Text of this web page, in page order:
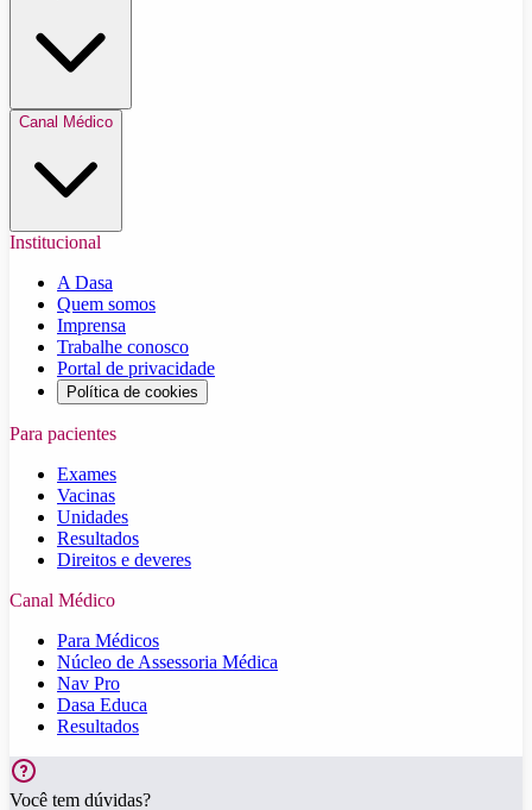
Canal Médico
Institucional
A Dasa
Quem somos
Imprensa
Trabalhe conosco
Portal de privacidade
Política de cookies
Para pacientes
Exames
Vacinas
Unidades
Resultados
Direitos e deveres
Canal Médico
Para Médicos
Núcleo de Assessoria Médica
Nav Pro
Dasa Educa
Resultados
Você tem dúvidas?